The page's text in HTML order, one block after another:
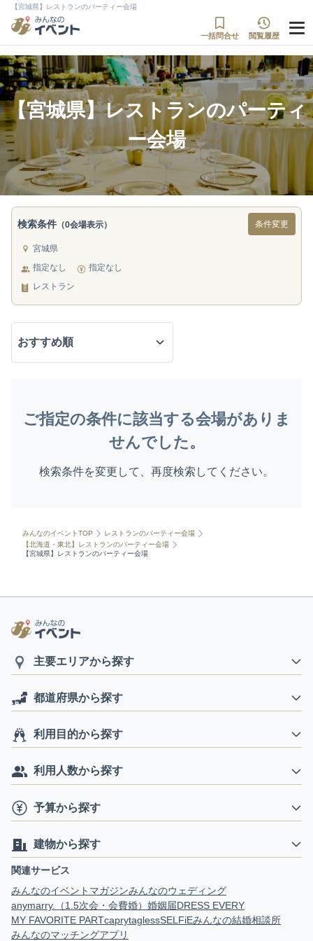
【宮城県】レストランのパーティー会場
一括問合せ 閲覧履歴
【宮城県】レストランのパーティ
ー会場
検索条件 （0会場表示） 条件変更
宮城県
指定なし
指定なし
レストラン
ご指定の条件に該当する会場がありま
せんでした。
検索条件を変更して、再度検索してください。
みんなのイベントTOP
レストランのパーティー会場
【北海道・東北】レストランのパーティー会場
【宮城県】レストランのパーティー会場
主要エリアから探す
都道府県から探す
利用目的から探す
利用人数から探す
予算から探す
建物から探す
関連サービス
みんなのイベントマガジンみんなのウェディング
anymarry.（1.5次会・会費婚） 婚姻届DRESS EVERY
MY FAVORITE PARTcaprytaglessSELFiEみんなの結婚相談所
みんなのマッチングアプリ